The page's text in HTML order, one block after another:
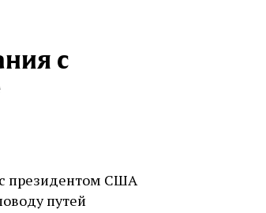
с
президентом США
путей